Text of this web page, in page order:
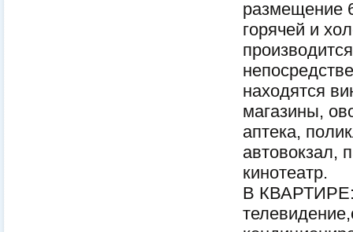
размещение
горячей и
находятся
магазины,
аптека,
автовокзал,
кинотеатр.
В КВАРТИРЕ: